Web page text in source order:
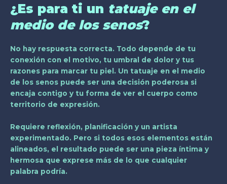
¿Es para ti un tatuaje en el
medio de los senos?
No hay respuesta correcta. Todo depende de tu
conexión con el motivo, tu umbral de dolor y tus
razones para marcar tu piel. Un tatuaje en el medio
de los senos puede ser una decisión poderosa si
encaja contigo y tu forma de ver el cuerpo como
territorio de expresión.
Requiere reflexión, planificación y un artista
experimentado. Pero si todos esos elementos están
alineados, el resultado puede ser una pieza íntima y
hermosa que exprese más de lo que cualquier
palabra podría.